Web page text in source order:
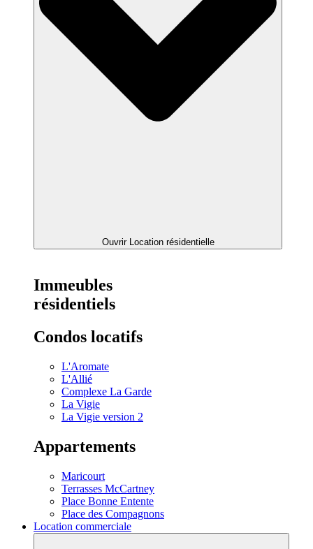
Ouvrir Location résidentielle
Immeubles
résidentiels
Condos locatifs
L'Aromate
L'Allié
Complexe La Garde
La Vigie
La Vigie version 2
Appartements
Maricourt
Terrasses McCartney
Place Bonne Entente
Place des Compagnons
Location commerciale